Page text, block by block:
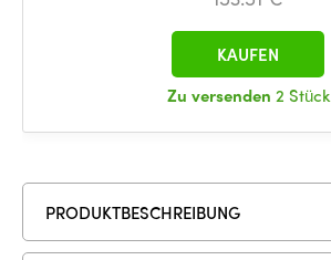
Zu versenden 2 Stück
KAUFEN
PRODUKTBESCHREIBUNG